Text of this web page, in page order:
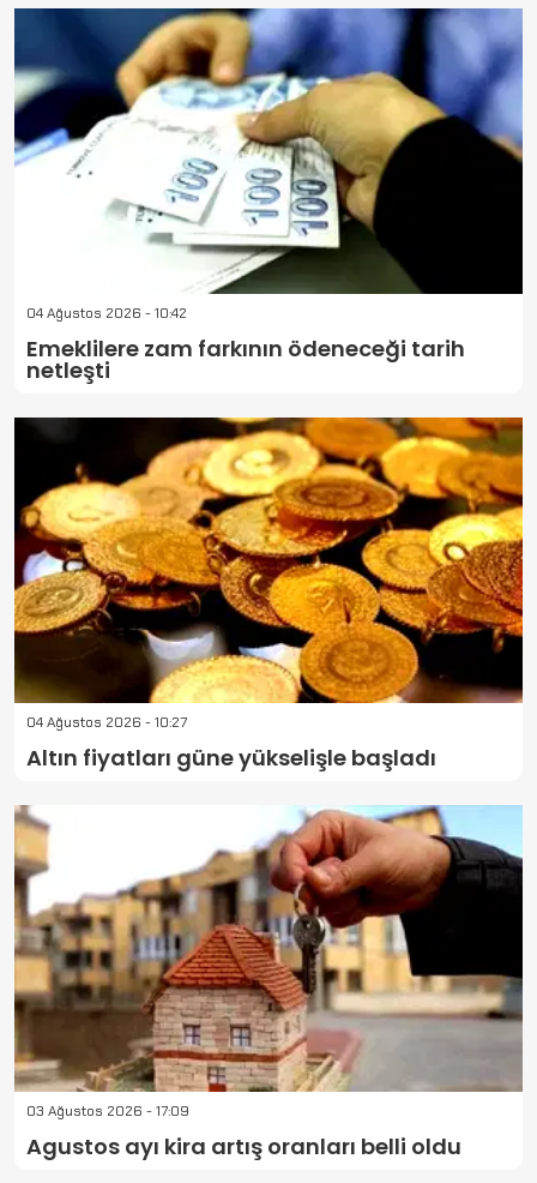
04 Ağustos 2026 - 10:42
Emeklilere zam farkının ödeneceği tarih
netleşti
04 Ağustos 2026 - 10:27
Altın fiyatları güne yükselişle başladı
03 Ağustos 2026 - 17:09
Agustos ayı kira artış oranları belli oldu